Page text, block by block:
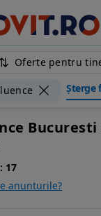
Oferte pentru
Șterge
Bucuresti
17
anunturile?